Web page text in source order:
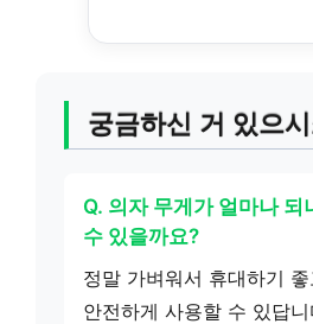
궁금하신 거 있으
Q. 의자 무게가 얼마나 되
수 있을까요?
정말 가벼워서 휴대하기
안전하게 사용할 수 있답니